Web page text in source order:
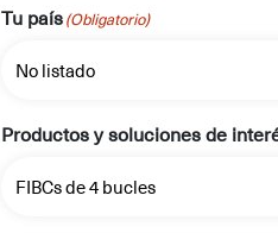
Tu país(Obligatorio)
Productos y soluciones de